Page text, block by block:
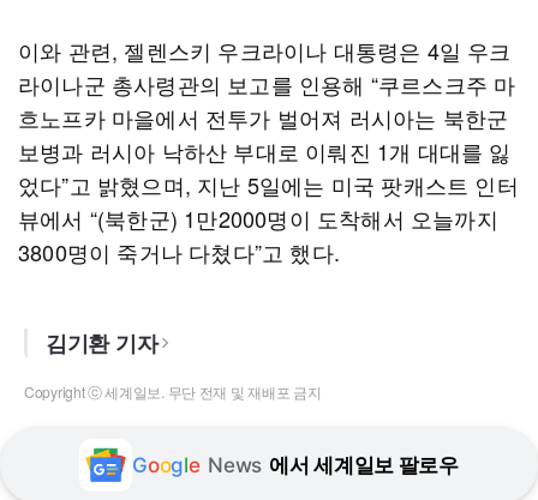
이와 관련, 젤렌스키 우크라이나 대통령은 4일 우크
라이나군 총사령관의 보고를 인용해 “쿠르스크주 마
흐노프카 마을에서 전투가 벌어져 러시아는 북한군
보병과 러시아 낙하산 부대로 이뤄진 1개 대대를 잃
었다”고 밝혔으며, 지난 5일에는 미국 팟캐스트 인터
뷰에서 “(북한군) 1만2000명이 도착해서 오늘까지
3800명이 죽거나 다쳤다”고 했다.
김기환 기자
Copyright ⓒ 세계일보. 무단 전재 및 재배포 금지
Google News 에서 세계일보 팔로우